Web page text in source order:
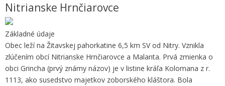
Nitrianske Hrnčiarovce
Základné údaje
Obec leží na Žitavskej pahorkatine 6,5 km SV od Nitry. Vznikla
zlúčením obcí Nitrianske Hrnčiarovce a Malanta. Prvá zmienka o
obci Grincha (prvý známy názov) je v listine kráľa Kolomana z r.
1113, ako susedstvo majetkov zoborského kláštora. Bola